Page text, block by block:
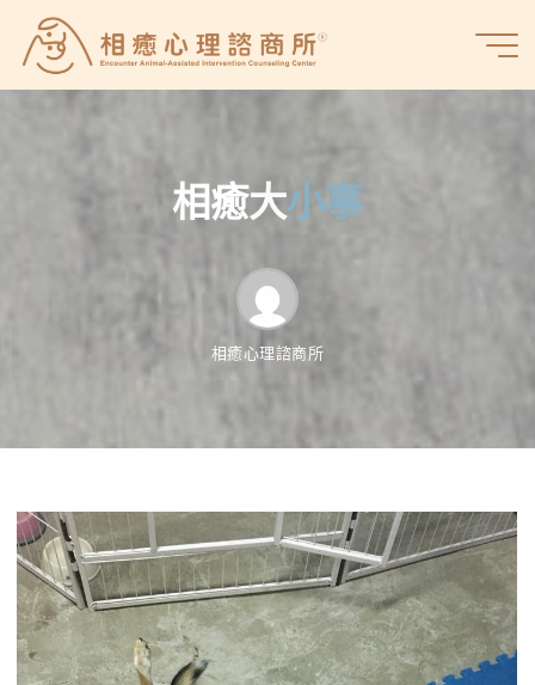
content
癒
諮
商
相癒大小
小事
事
相癒心理諮商所